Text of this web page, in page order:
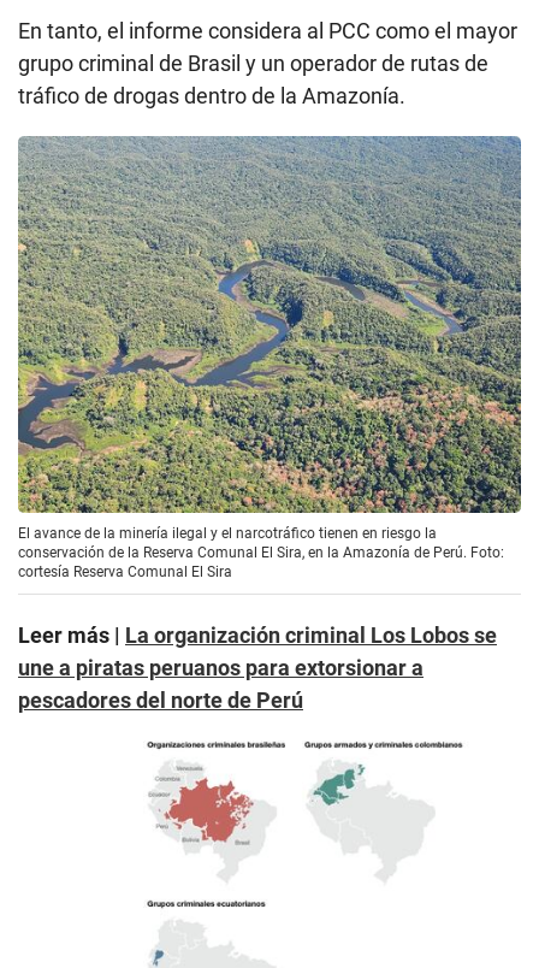
En tanto, el informe considera al PCC como el mayor
grupo criminal de Brasil y un operador de rutas de
tráfico de drogas dentro de la Amazonía.
El avance de la minería ilegal y el narcotráfico tienen en riesgo la
conservación de la Reserva Comunal El Sira, en la Amazonía de Perú. Foto:
cortesía Reserva Comunal El Sira
Leer más | La organización criminal Los Lobos se
une a piratas peruanos para extorsionar a
pescadores del norte de Perú